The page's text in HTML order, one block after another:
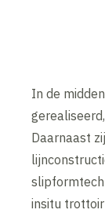
In de
Daarnaast
insitu